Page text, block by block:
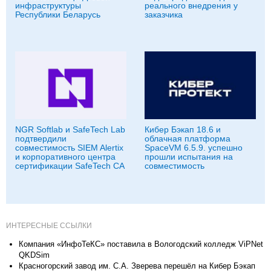
инфраструктуры
Республики Беларусь
реального внедрения у
заказчика
NGR Softlab и SafeTech Lab
подтвердили
совместимость SIEM Alertix
и корпоративного центра
сертификации SafeTech CA
Кибер Бэкап 18.6 и
облачная платформа
SpaceVM 6.5.9. успешно
прошли испытания на
совместимость
ИНТЕРЕСНЫЕ ССЫЛКИ
Компания «ИнфоТеКС» поставила в Вологодский колледж ViPNet
QKDSim
Красногорский завод им. С.А. Зверева перешёл на Кибер Бэкап